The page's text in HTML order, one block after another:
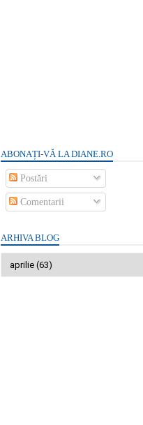
ABONAȚI-VĂ LA DIANE.RO
Postări
Comentarii
ARHIVA BLOG